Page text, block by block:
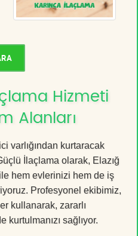
Hizmeti
Alanları
varlığından kurtaracak
İlaçlama olarak, Elazığ
hem evlerinizi hem de iş
Profesyonel ekibimiz,
kullanarak, zararlı
kurtulmanızı sağlıyor.